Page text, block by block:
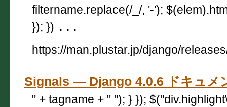
filtername.replace(/_/, '-');
}); }) ...
https://man.plustar.jp/django/
Signals — Django 4.0.6 ドキュメ
" + tagname + " "); } });